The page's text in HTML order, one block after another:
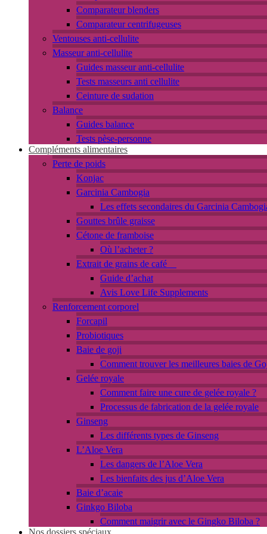
Comparateur blenders
Comparateur centrifugeuses
Ventouses anti-cellulite
Masseur anti-cellulite
Guides masseur anti-cellulite
Tests masseurs anti cellulite
Ceinture de sudation
Balance
Guides balance
Tests pèse-personne
Compléments alimentaires
Perte de poids
Konjac
Garcinia Cambogia
Les effets secondaires du Garcinia
Gouttes brûle graisse
Cétone de framboise
Où l’acheter ?
Extrait de grains de café
Guide d’achat
Avis Love Life Supplements
Renforcement corporel
Forcapil
Probiotiques
Baie de goji
Comment trouver les meilleures baies de
Gelée royale
Comment faire une cure de gelée royale ?
Processus de fabrication de la gelée royale
Ginseng
Les différents types de Ginseng
L’Aloe Vera
Les dangers de l’Aloe Vera
Les bienfaits des jus d’Aloe Vera
Baie d’acaie
Ginkgo Biloba
Comment maigrir avec le Gingko Biloba ?
Nos dossiers spéciaux